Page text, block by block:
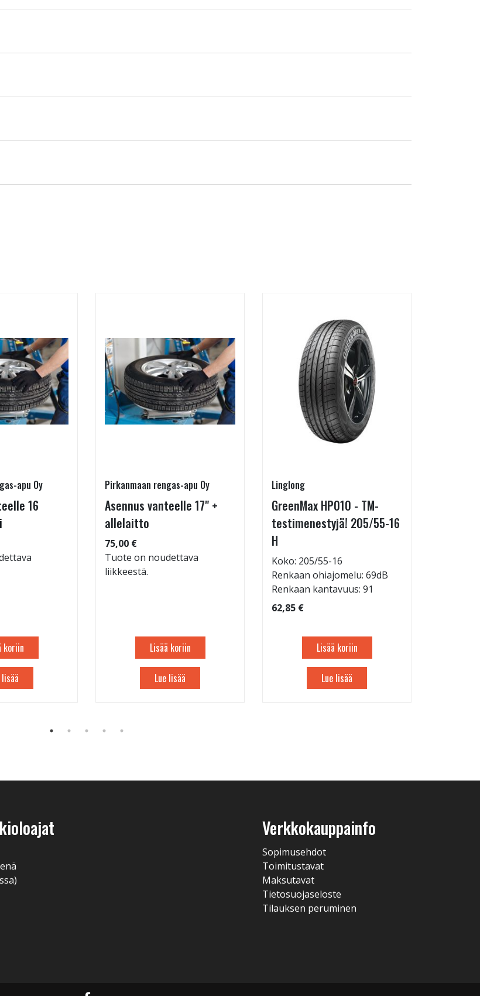
apu Oy
16
koriin
lisää
Pirkanmaan rengas-apu Oy
Asennus vanteelle 17" +
allelaitto
75,00 €
Tuote on noudettava
liikkeestä.
Lisää koriin
Lue lisää
Linglong
GreenMax HP010 - TM-
testimenestyjä! 205/55-16
H
Koko: 205/55-16
Renkaan ohiajomelu: 69dB
Renkaan kantavuus: 91
62,85 €
Lisää koriin
Lue lisää
Verkkokauppainfo
Sopimusehdot
Toimitustavat
Maksutavat
Tietosuojaseloste
Tilauksen peruminen